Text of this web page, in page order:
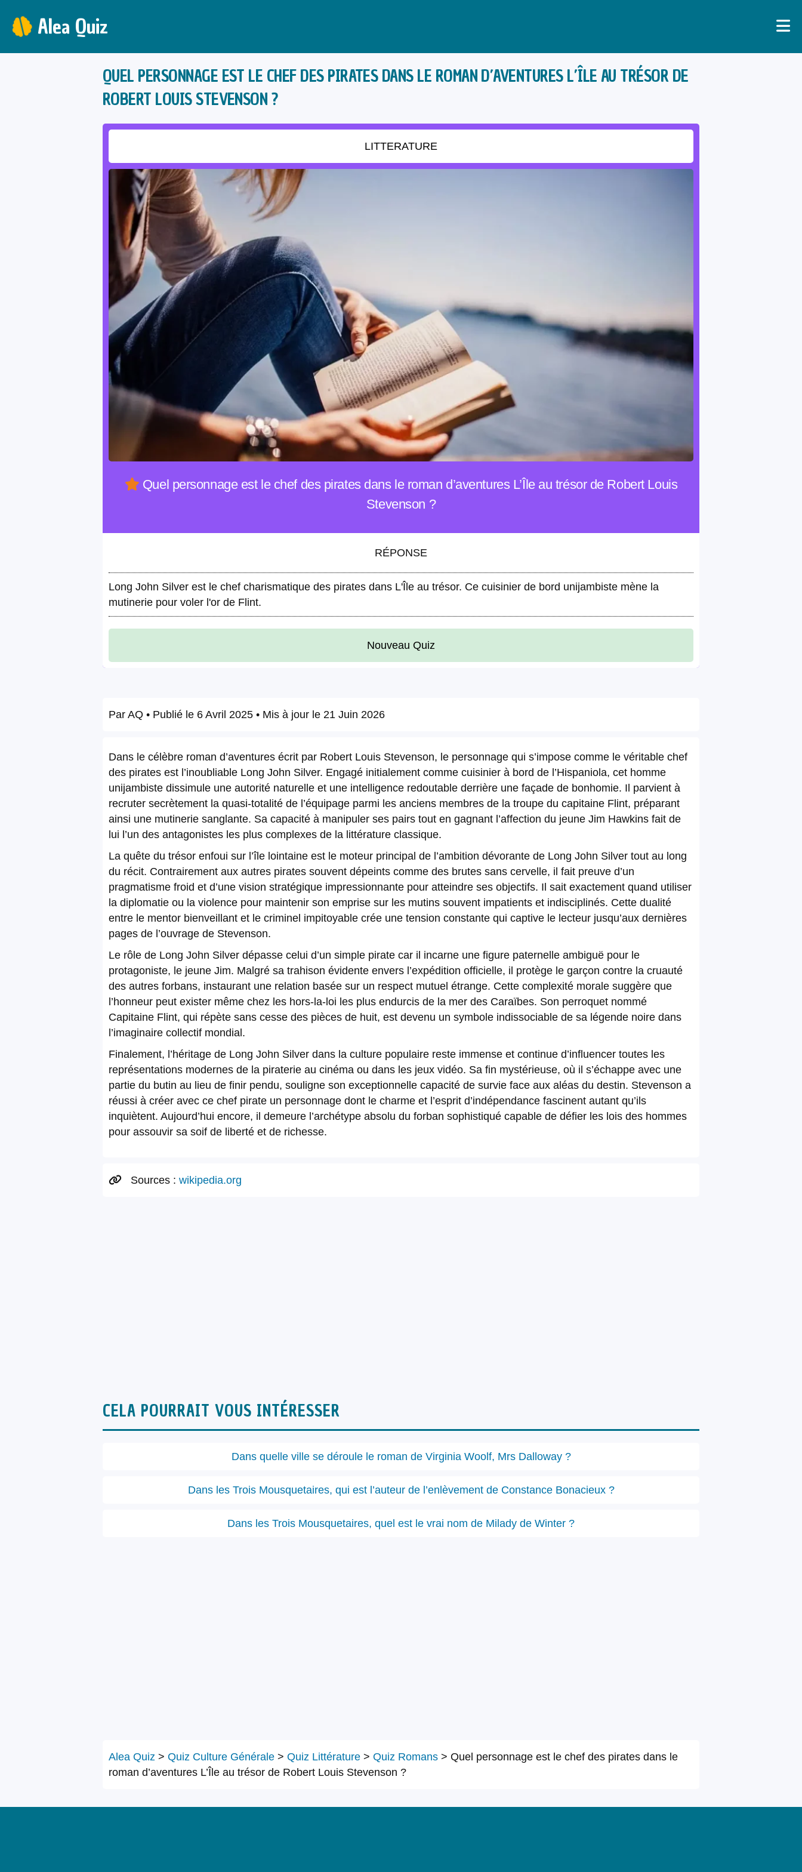
Alea Quiz
QUEL PERSONNAGE EST LE CHEF DES PIRATES DANS LE ROMAN D’AVENTURES L’ÎLE AU TRÉSOR DE
ROBERT LOUIS STEVENSON ?
LITTERATURE
Quel personnage est le chef des pirates dans le roman d’aventures L’Île au trésor de Robert Louis
Stevenson ?
RÉPONSE
Long John Silver est le chef charismatique des pirates dans L'Île au trésor. Ce cuisinier de bord unijambiste mène la
mutinerie pour voler l'or de Flint.
Nouveau Quiz
Par AQ • Publié le 6 Avril 2025 • Mis à jour le 21 Juin 2026
Dans le célèbre roman d’aventures écrit par Robert Louis Stevenson, le personnage qui s’impose comme le véritable chef
des pirates est l’inoubliable Long John Silver. Engagé initialement comme cuisinier à bord de l’Hispaniola, cet homme
unijambiste dissimule une autorité naturelle et une intelligence redoutable derrière une façade de bonhomie. Il parvient à
recruter secrètement la quasi-totalité de l’équipage parmi les anciens membres de la troupe du capitaine Flint, préparant
ainsi une mutinerie sanglante. Sa capacité à manipuler ses pairs tout en gagnant l’affection du jeune Jim Hawkins fait de
lui l’un des antagonistes les plus complexes de la littérature classique.
La quête du trésor enfoui sur l’île lointaine est le moteur principal de l’ambition dévorante de Long John Silver tout au long
du récit. Contrairement aux autres pirates souvent dépeints comme des brutes sans cervelle, il fait preuve d’un
pragmatisme froid et d’une vision stratégique impressionnante pour atteindre ses objectifs. Il sait exactement quand utiliser
la diplomatie ou la violence pour maintenir son emprise sur les mutins souvent impatients et indisciplinés. Cette dualité
entre le mentor bienveillant et le criminel impitoyable crée une tension constante qui captive le lecteur jusqu’aux dernières
pages de l’ouvrage de Stevenson.
Le rôle de Long John Silver dépasse celui d’un simple pirate car il incarne une figure paternelle ambiguë pour le
protagoniste, le jeune Jim. Malgré sa trahison évidente envers l’expédition officielle, il protège le garçon contre la cruauté
des autres forbans, instaurant une relation basée sur un respect mutuel étrange. Cette complexité morale suggère que
l’honneur peut exister même chez les hors-la-loi les plus endurcis de la mer des Caraïbes. Son perroquet nommé
Capitaine Flint, qui répète sans cesse des pièces de huit, est devenu un symbole indissociable de sa légende noire dans
l’imaginaire collectif mondial.
Finalement, l’héritage de Long John Silver dans la culture populaire reste immense et continue d’influencer toutes les
représentations modernes de la piraterie au cinéma ou dans les jeux vidéo. Sa fin mystérieuse, où il s’échappe avec une
partie du butin au lieu de finir pendu, souligne son exceptionnelle capacité de survie face aux aléas du destin. Stevenson a
réussi à créer avec ce chef pirate un personnage dont le charme et l’esprit d’indépendance fascinent autant qu’ils
inquiètent. Aujourd’hui encore, il demeure l’archétype absolu du forban sophistiqué capable de défier les lois des hommes
pour assouvir sa soif de liberté et de richesse.
Sources : wikipedia.org
CELA POURRAIT VOUS INTÉRESSER
Dans quelle ville se déroule le roman de Virginia Woolf, Mrs Dalloway ?
Dans les Trois Mousquetaires, qui est l’auteur de l’enlèvement de Constance Bonacieux ?
Dans les Trois Mousquetaires, quel est le vrai nom de Milady de Winter ?
Alea Quiz > Quiz Culture Générale > Quiz Littérature > Quiz Romans > Quel personnage est le chef des pirates dans le
roman d’aventures L’Île au trésor de Robert Louis Stevenson ?